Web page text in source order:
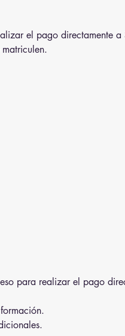
el pago directamente a
para realizar el pago